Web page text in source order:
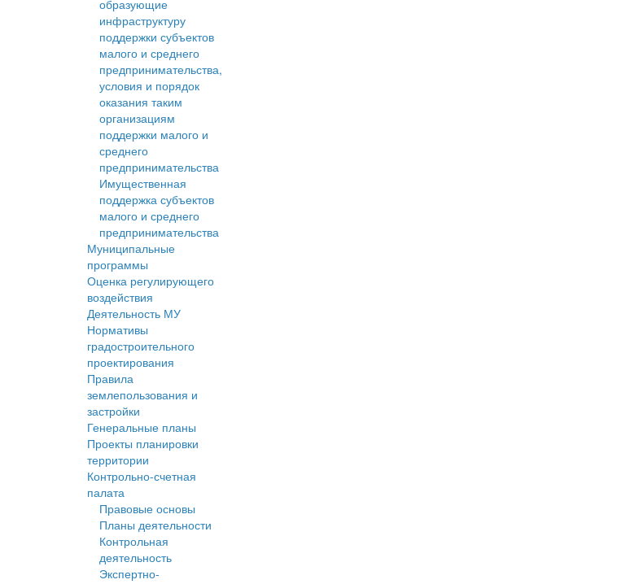
образующие
инфраструктуру
поддержки субъектов
малого и среднего
предпринимательства,
условия и порядок
оказания таким
организациям
поддержки малого и
среднего
предпринимательства
Имущественная
поддержка субъектов
малого и среднего
предпринимательства
Муниципальные
программы
Оценка регулирующего
воздействия
Деятельность МУ
Нормативы
градостроительного
проектирования
Правила
землепользования и
застройки
Генеральные планы
Проекты планировки
территории
Контрольно-счетная
палата
Правовые основы
Планы деятельности
Контрольная
деятельность
Экспертно-